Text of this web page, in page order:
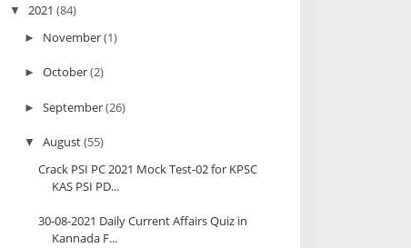
▼ 2021 (84)
► November(1)
► October(2)
► September(26)
▼ August(55)
Crack PSI PC 2021 Mock Test-02 for KPSC
KAS PSI PD...
30-08-2021 Daily Current Affairs Quiz in
Kannada F...